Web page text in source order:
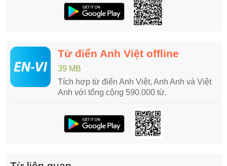
Từ điển Anh Việt offline
39 MB
Tích hợp từ điển Anh Việt, Anh Anh và Việt
Anh với tổng cộng 590.000 từ.